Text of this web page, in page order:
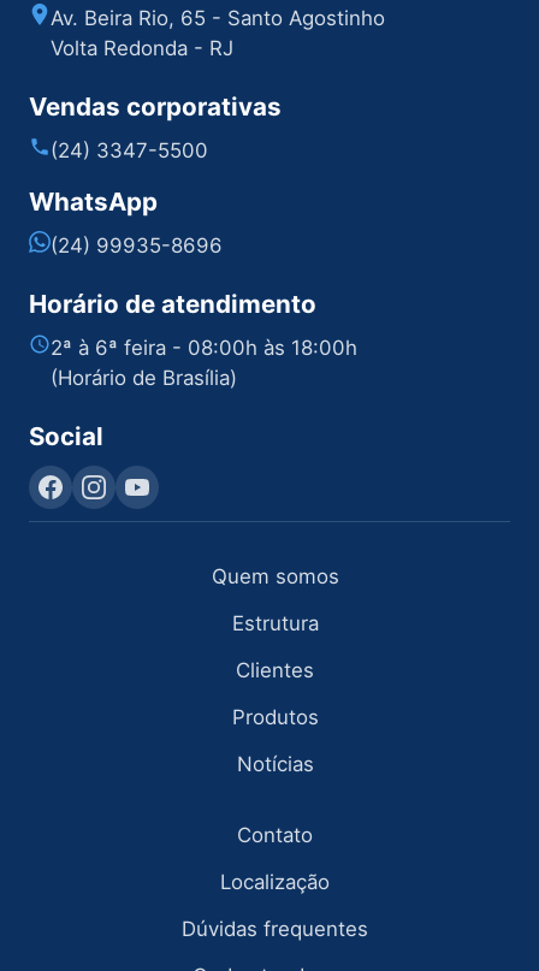
Av. Beira Rio, 65 - Santo Agostinho
Volta Redonda - RJ
Vendas corporativas
(24) 3347-5500
WhatsApp
(24) 99935-8696
Horário de atendimento
2ª à 6ª feira - 08:00h às 18:00h
(Horário de Brasília)
Social
Quem somos
Estrutura
Clientes
Produtos
Notícias
Contato
Localização
Dúvidas frequentes